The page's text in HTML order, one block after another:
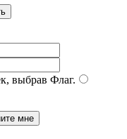
выбрав Флаг.